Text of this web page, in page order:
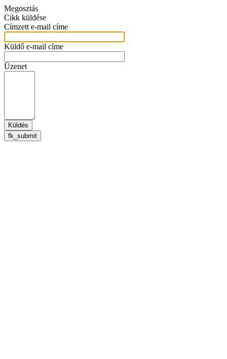
Megosztás
Cikk küldése
Címzett e-mail címe
Küldő e-mail címe
Üzenet